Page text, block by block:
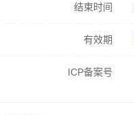
结束时间
有效期
ICP备案号